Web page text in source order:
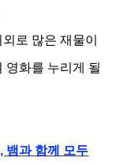
로 많은 재물이
영화를 누리게 될
뱀과 함께 모두